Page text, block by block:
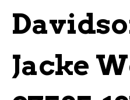
Jacke